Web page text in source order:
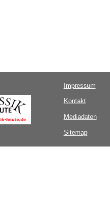
Impressum
Kontakt
Mediadaten
Sitemap